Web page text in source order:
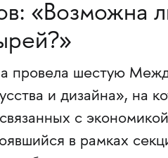
«Возможна
провела шестую
и дизайна», на
с
в рамках